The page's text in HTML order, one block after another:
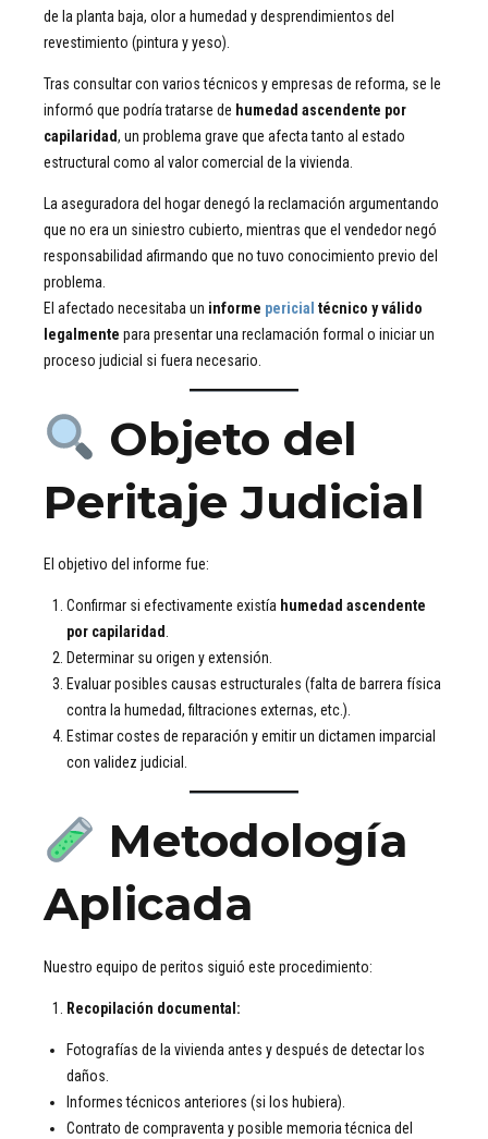
de la planta baja, olor a humedad y desprendimientos del
revestimiento (pintura y yeso).
Tras consultar con varios técnicos y empresas de reforma, se le
informó que podría tratarse de humedad ascendente por
capilaridad, un problema grave que afecta tanto al estado
estructural como al valor comercial de la vivienda.
La aseguradora del hogar denegó la reclamación argumentando
que no era un siniestro cubierto, mientras que el vendedor negó
responsabilidad afirmando que no tuvo conocimiento previo del
problema.
El afectado necesitaba un informe pericial técnico y válido
legalmente para presentar una reclamación formal o iniciar un
proceso judicial si fuera necesario.
Objeto del
Peritaje Judicial
El objetivo del informe fue:
Confirmar si efectivamente existía humedad ascendente
por capilaridad.
Determinar su origen y extensión.
Evaluar posibles causas estructurales (falta de barrera física
contra la humedad, filtraciones externas, etc.).
Estimar costes de reparación y emitir un dictamen imparcial
con validez judicial.
Metodología
Aplicada
Nuestro equipo de peritos siguió este procedimiento:
Recopilación documental:
Fotografías de la vivienda antes y después de detectar los
daños.
Informes técnicos anteriores (si los hubiera).
Contrato de compraventa y posible memoria técnica del